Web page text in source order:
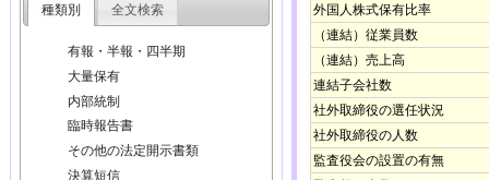
外国人株式保有比率
（連結）従業員数
（連結）売上高
連結子会社数
社外取締役の選任状況
社外取締役の人数
監査役会の設置の有無
種類別 全文検索
有報・半報・四半期
大量保有
内部統制
臨時報告書
その他の法定開示書類
決算短信